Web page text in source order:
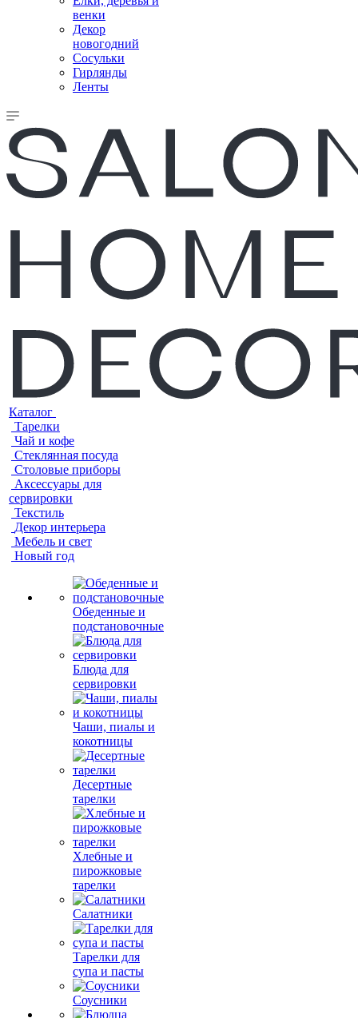
венки
Декор
новогодний
Сосульки
Гирлянды
Ленты
Каталог
Тарелки
Чай и кофе
Стеклянная посуда
Столовые приборы
Аксессуары для
сервировки
Текстиль
Декор интерьера
Мебель и свет
Новый год
Обеденные и
подстановочные
Блюда для
сервировки
Чаши, пиалы и
кокотницы
Десертные
тарелки
Хлебные и
пирожковые
тарелки
Салатники
Тарелки для
супа и пасты
Соусники